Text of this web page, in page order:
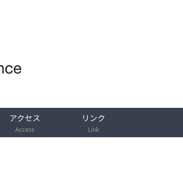
アクセス
Access
リンク
Link